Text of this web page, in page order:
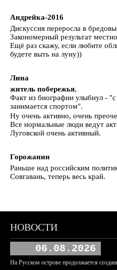
Андрейка-2016
Дискуссия переросла в
Закономерный результат
Ещё раз скажу, если любите
будете выть на луну))
Лина
житель побережья,
Факт из биографии улыбнул - "с
занимается спортом".
Ну очень активно, очень
Все нормальные люди ведут
Луговской очень активный.
Горожанин
Раньше над российским
Совгавань, теперь весь край.
НОВОСТИ
06.08.2026
На Русском острове продолжается